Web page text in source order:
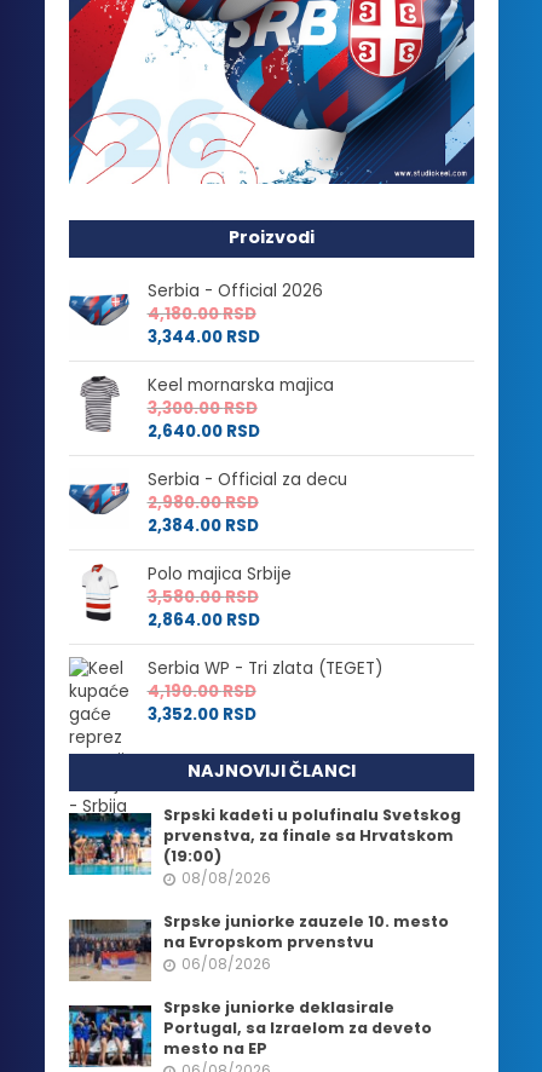
Proizvodi
Serbia - Official 2026
4,180.00RSD
3,344.00 RSD
Keel mornarska majica
3,300.00RSD
2,640.00 RSD
Serbia - Official za decu
2,980.00RSD
2,384.00 RSD
Polo majica Srbije
3,580.00RSD
2,864.00 RSD
Serbia WP - Tri zlata (TEGET)
4,190.00RSD
3,352.00 RSD
NAJNOVIJI ČLANCI
Srpski kadeti u polufinalu Svetskog
prvenstva, za finale sa Hrvatskom
(19:00)
08/08/2026
Srpske juniorke zauzele 10. mesto
na Evropskom prvenstvu
06/08/2026
Srpske juniorke deklasirale
Portugal, sa Izraelom za deveto
mesto na EP